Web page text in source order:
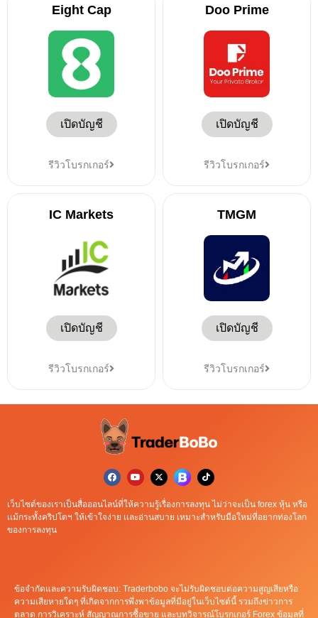
Eight Cap
เปิดบัญชี
รีวิวโบรกเกอร์
Doo Prime
เปิดบัญชี
รีวิวโบรกเกอร์
IC Markets
เปิดบัญชี
รีวิวโบรกเกอร์
TMGM
เปิดบัญชี
รีวิวโบรกเกอร์
เว็บไซต์ของเราเป็นสื่อออนไลน์ที่ให้ความรู้เรื่องการลงทุน ไม่ว่าจะเป็น forex หุ้น หรือ
เเม้กระทั้งคริปโตฯ ให้เข้าใจง่าย เเละอ่านสบาย เหมาะสำหรับมือใหม่ที่อยากท่องโลก
ของการลงทุน
ข้อจำกัดและความรับผิดชอบ: Traderbobo จะไม่รับผิดชอบต่อความสูญเสียหรือ
ความเสียหายใดๆ ที่เกิดจากการพึ่งพาข้อมูลที่มีอยู่ในเว็บไซต์นี้ รวมถึงข่าวการ
ตลาด การวิเคราะห์ สัญญาณการซื้อขาย และบทวิจารณ์โบรกเกอร์ Forex ข้อมูลที่